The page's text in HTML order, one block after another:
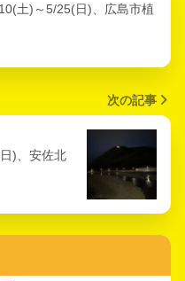
土)～5/25(日)、広島市植
次の記事
)、安佐北